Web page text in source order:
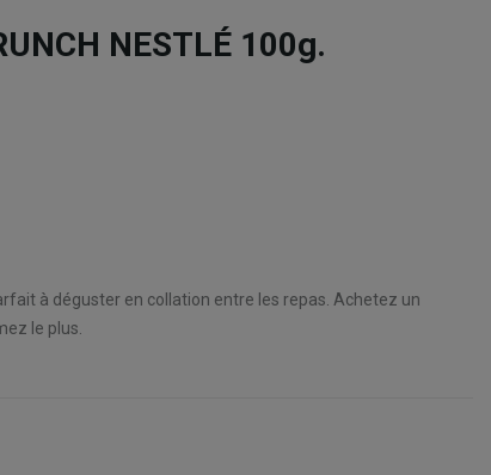
NESTLÉ 100g.
à déguster en collation entre les repas. Achetez un
le plus.